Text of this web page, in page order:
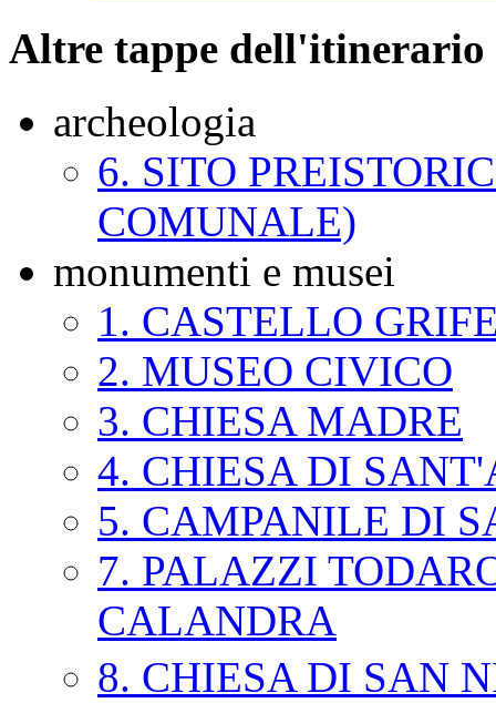
Altre tappe dell'itinerario
archeologia
6. SITO
COMUNALE)
monumenti e musei
1. CASTELLO
2. MUSEO CIVICO
3. CHIESA MADRE
4. CHIESA DI
5. CAMPANILE DI
7. PALAZZI
CALANDRA
8. CHIESA DI SAN